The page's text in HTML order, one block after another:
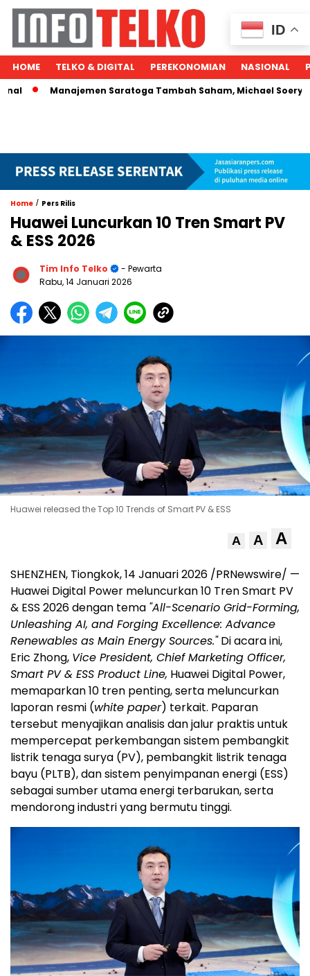
HOME TELKO & DIGITAL PEREKONOMIAN NASIONAL
Manajemen Saratoga Tambah Saham, Michael Soeryadjaya
Home / Pers Rilis
Huawei Luncurkan 10 Tren Smart PV
& ESS 2026
Tim Info Telko
- Pewarta
Rabu, 14 Januari 2026
Huawei released the Top 10 Trends of Smart PV & ESS
A A A
SHENZHEN, Tiongkok, 14 Januari 2026 /PRNewswire/ —
Huawei Digital Power meluncurkan 10 Tren Smart PV
& ESS 2026 dengan tema "All-Scenario Grid-Forming,
Unleashing AI, and Forging Excellence: Advance
Renewables as Main Energy Sources."Di acara ini,
Eric Zhong, Vice President, Chief Marketing Officer,
Smart PV & ESS Product Line, Huawei Digital Power,
memaparkan 10 tren penting, serta meluncurkan
laporan resmi (white paper) terkait. Paparan
tersebut menyajikan analisis dan jalur praktis untuk
mempercepat perkembangan sistem pembangkit
listrik tenaga surya (PV), pembangkit listrik tenaga
bayu (PLTB), dan sistem penyimpanan energi (ESS)
sebagai sumber utama energi terbarukan, serta
mendorong industri yang bermutu tinggi.
ID